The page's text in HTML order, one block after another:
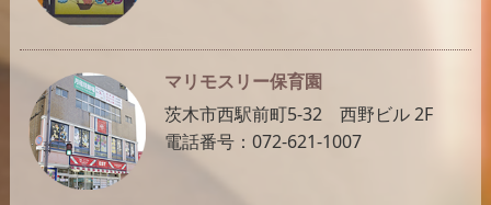
マリモスリー保育園
茨木市西駅前町5-32 西野ビル 2F
電話番号：072-621-1007